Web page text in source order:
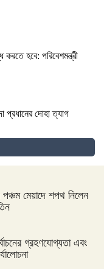
হবে: পরিবেশমন্ত্রী
প্রধানের দোহা ত্যাগ
রথযাত্রা উদযাপিত
বোলিং কোচ ল্যাঙ্গাভেল্ট
পঞ্চম মেয়াদে শপথ নিলেন
গ্রহণযোগ্যতা এবং